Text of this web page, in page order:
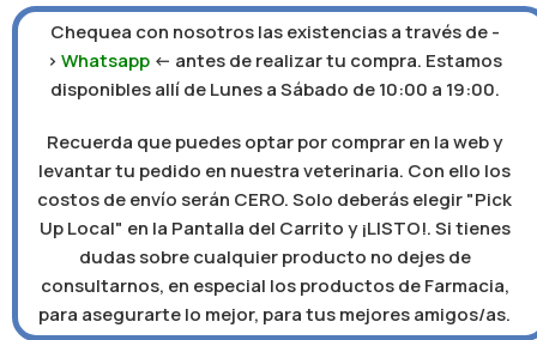
Chequea con nosotros las existencias a través de -
>Whatsapp <- antes de realizar tu compra. Estamos
disponibles allí de Lunes a Sábado de 10:00 a 19:00.
Recuerda que puedes optar por comprar en la web y
levantar tu pedido en nuestra veterinaria. Con ello los
costos de envío serán CERO. Solo deberás elegir "Pick
Up Local" en la Pantalla del Carrito y ¡LISTO!. Si tienes
dudas sobre cualquier producto no dejes de
consultarnos, en especial los productos de Farmacia,
para asegurarte lo mejor, para tus mejores amigos/as.